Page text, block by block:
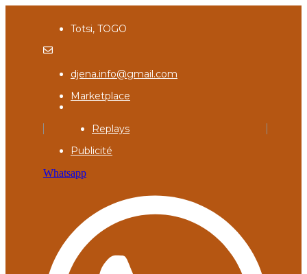
Totsi, TOGO
djena.info@gmail.com
Marketplace
Replays
Publicité
Whatsapp